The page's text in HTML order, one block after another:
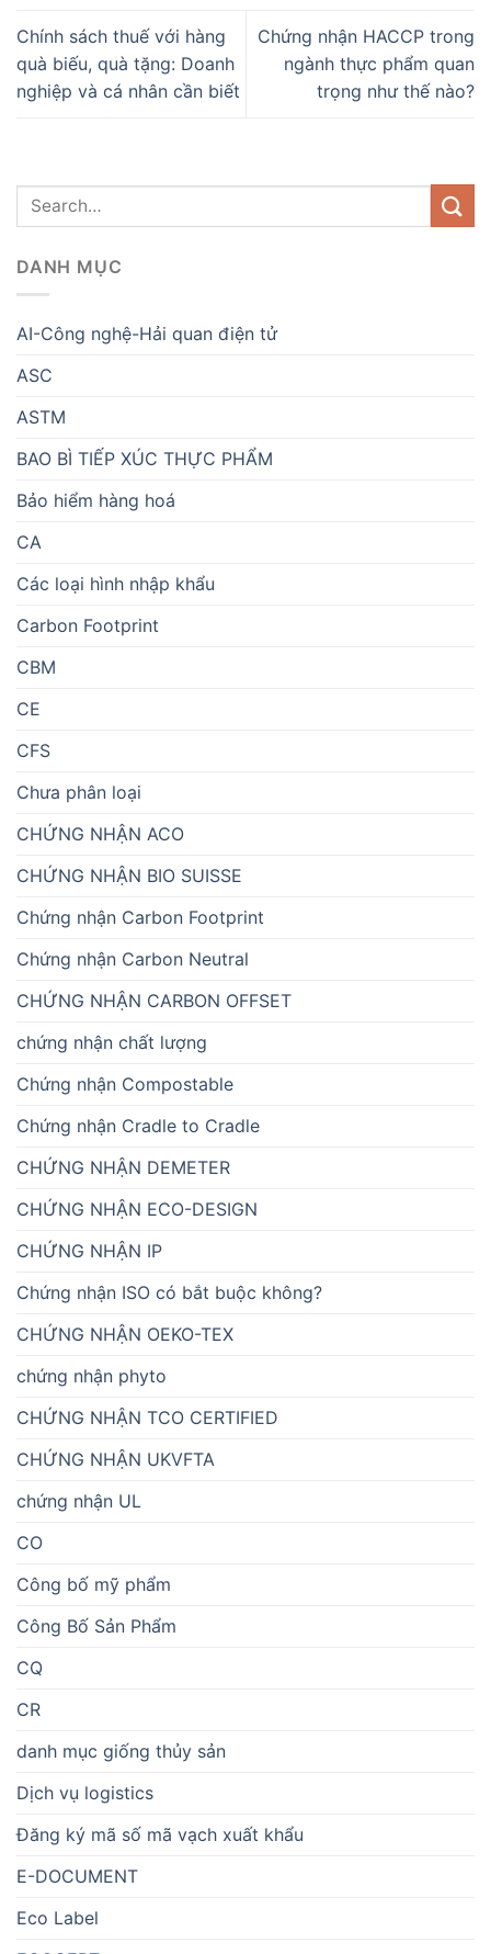
Chính sách thuế với hàng
quà biếu, quà tặng: Doanh
nghiệp và cá nhân cần biết
Chứng nhận HACCP trong
ngành thực phẩm quan
trọng như thế nào?
DANH MỤC
AI-Công nghệ-Hải quan điện tử
ASC
ASTM
BAO BÌ TIẾP XÚC THỰC PHẨM
Bảo hiểm hàng hoá
CA
Các loại hình nhập khẩu
Carbon Footprint
CBM
CE
CFS
Chưa phân loại
CHỨNG NHẬN ACO
CHỨNG NHẬN BIO SUISSE
Chứng nhận Carbon Footprint
Chứng nhận Carbon Neutral
CHỨNG NHẬN CARBON OFFSET
chứng nhận chất lượng
Chứng nhận Compostable
Chứng nhận Cradle to Cradle
CHỨNG NHẬN DEMETER
CHỨNG NHẬN ECO-DESIGN
CHỨNG NHẬN IP
Chứng nhận ISO có bắt buộc không?
CHỨNG NHẬN OEKO-TEX
chứng nhận phyto
CHỨNG NHẬN TCO CERTIFIED
CHỨNG NHẬN UKVFTA
chứng nhận UL
CO
Công bố mỹ phẩm
Công Bố Sản Phẩm
CQ
CR
danh mục giống thủy sản
Dịch vụ logistics
Đăng ký mã số mã vạch xuất khẩu
E-DOCUMENT
Eco Label